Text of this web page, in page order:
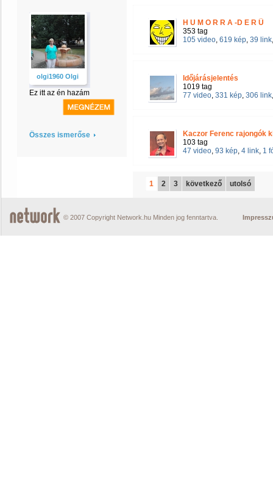
olgi1960 Olgi
Ez itt az én hazám
Összes ismerőse
H U M O R R A -D E R Ü
353 tag
105 video, 619 kép, 39 link
Időjárásjelentés
1019 tag
77 video, 331 kép, 306 link
Kaczor Ferenc rajongók
103 tag
47 video, 93 kép, 4 link, 1
1 2 3 következő utolsó
© 2007 Copyright Network.hu Minden jog fenntartva.